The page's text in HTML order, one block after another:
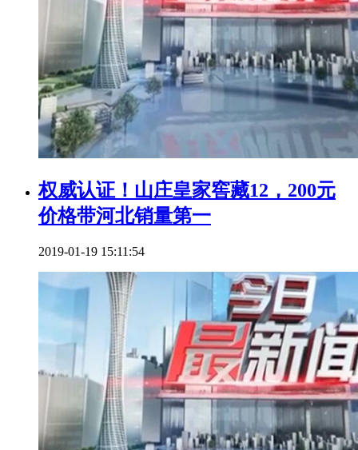
权威认证！山庄皇家窖藏12，200元
价格带河北销量第一
2019-01-19 15:11:54